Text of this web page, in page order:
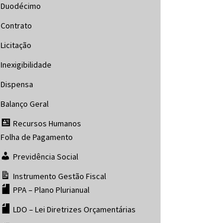
Duodécimo
Contrato
Licitação
Inexigibilidade
Dispensa
Balanço Geral
Recursos Humanos
Folha de Pagamento
Previdência Social
Instrumento Gestão Fiscal
PPA – Plano Plurianual
LDO – Lei Diretrizes Orçamentárias